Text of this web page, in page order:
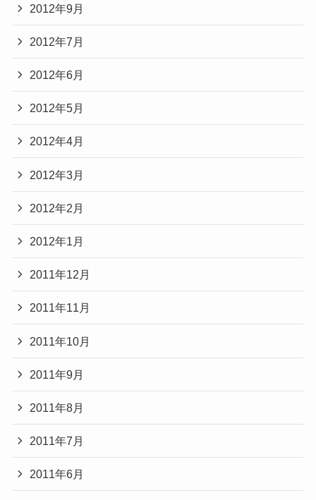
2012年9月
2012年7月
2012年6月
2012年5月
2012年4月
2012年3月
2012年2月
2012年1月
2011年12月
2011年11月
2011年10月
2011年9月
2011年8月
2011年7月
2011年6月